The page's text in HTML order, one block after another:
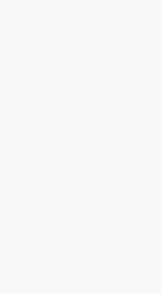
dengan hikmat